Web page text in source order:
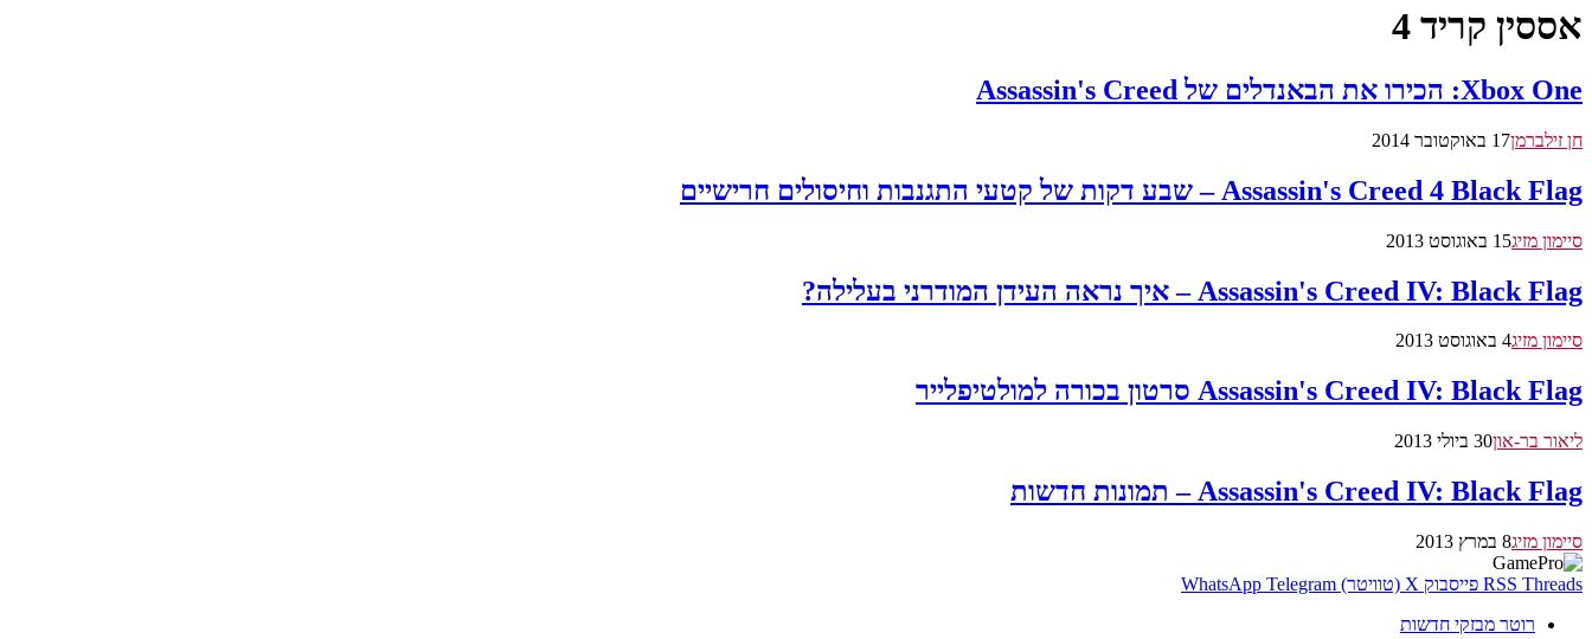
אססין קריד 4
Xbox One: הכירו את הבאנדלים של Assassin's Creed
חן זילברמן17 באוקטובר 2014
Assassin's Creed 4 Black Flag – שבע דקות של קטעי התגנבות וחיסולים חרישיים
סיימון מזיג15 באוגוסט 2013
Assassin's Creed IV: Black Flag – איך נראה העידן המודרני בעלילה?
סיימון מזיג4 באוגוסט 2013
Assassin's Creed IV: Black Flag סרטון בכורה למולטיפלייר
ליאור בר-און30 ביולי 2013
Assassin's Creed IV: Black Flag – תמונות חדשות
סיימון מזיג8 במרץ 2013
RSS Threads פייסבוק X (טוויטר) WhatsApp Telegram
רוטר מבזקי חדשות